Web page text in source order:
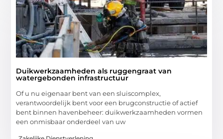
Duikwerkzaamheden als ruggengraat van
watergebonden infrastructuur
Of u nu eigenaar bent van een sluiscomplex,
verantwoordelijk bent voor een brugconstructie of actief
bent binnen havenbeheer: duikwerkzaamheden vormen
een onmisbaar onderdeel van uw